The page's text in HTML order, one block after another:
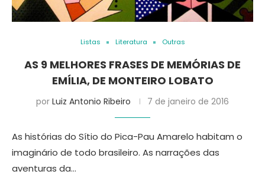
Listas Literatura Outras
AS 9 MELHORES FRASES DE MEMÓRIAS DE
EMÍLIA, DE MONTEIRO LOBATO
por Luiz Antonio Ribeiro 7 de janeiro de 2016
As histórias do Sítio do Pica-Pau Amarelo habitam o
imaginário de todo brasileiro. As narrações das
aventuras da…